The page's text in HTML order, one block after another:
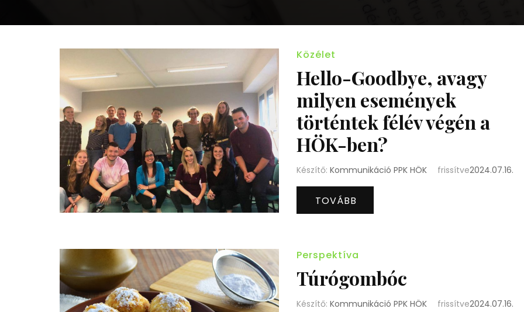
Közélet
Hello-Goodbye, avagy
milyen események
történtek félév végén a
HÖK-ben?
Készítő: Kommunikáció PPK HÖK frissítve2024.07.16.
TOVÁBB
Perspektíva
Túrógombóc
Készítő: Kommunikáció PPK HÖK frissítve2024.07.16.